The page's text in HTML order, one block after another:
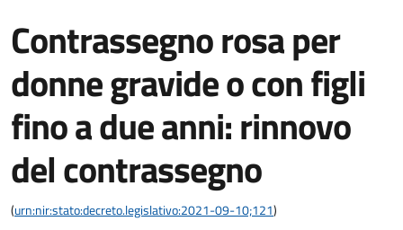
Contrassegno rosa per
donne gravide o con figli
fino a due anni: rinnovo
del contrassegno
(urn:nir:stato:decreto.legislativo:2021-09-10;121)